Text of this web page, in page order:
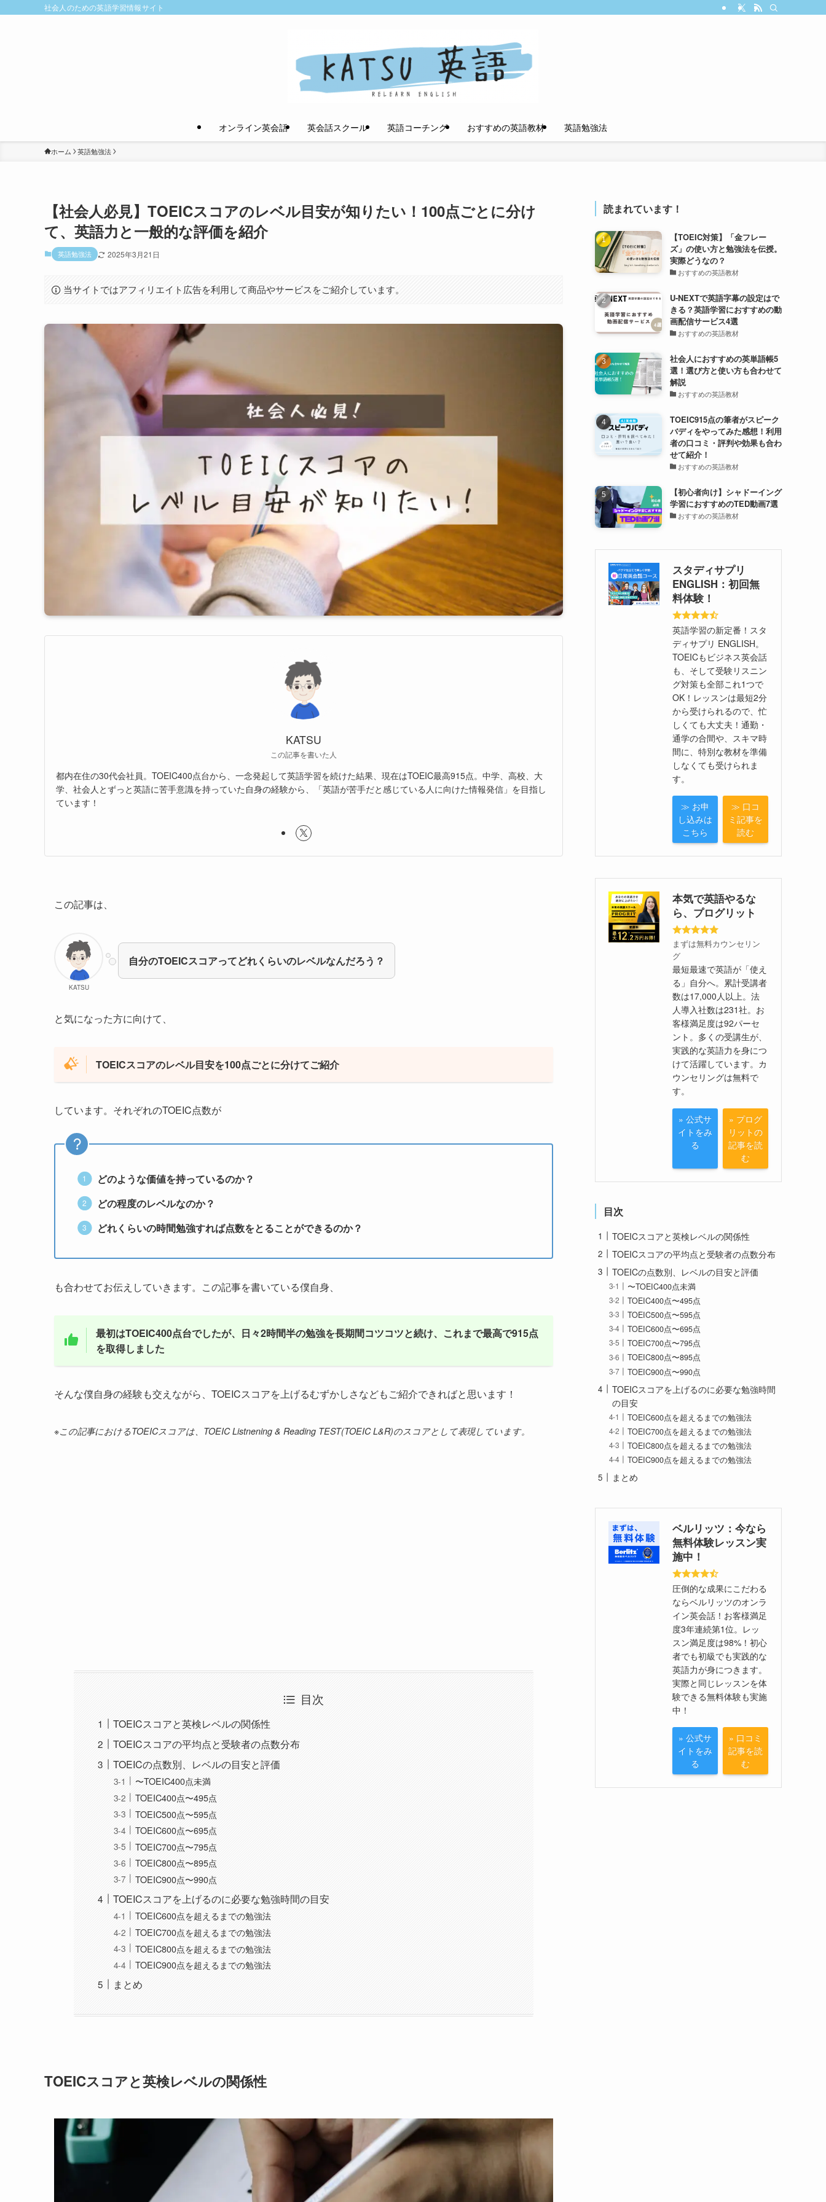
社会人のための英語学習情報サイト
オンライン英会話 英会話スクール 英語コーチング おすすめの英語教材 英語勉強法
ホーム 英語勉強法
【社会人必見】TOEICスコアのレベル目安が知りたい！100点ごとに分け
て、英語力と一般的な評価を紹介
英語勉強法 2025年3月21日
当サイトではアフィリエイト広告を利用して商品やサービスをご紹介しています。
KATSU
この記事を書いた人
都内在住の30代会社員。TOEIC400点台から、一念発起して英語学習を続けた結果、現在はTOEIC最高915点。中学、高校、大
学、社会人とずっと英語に苦手意識を持っていた自身の経験から、「英語が苦手だと感じている人に向けた情報発信」を目指し
ています！
この記事は、
KATSU
自分のTOEICスコアってどれくらいのレベルなんだろう？
と気になった方に向けて、
TOEICスコアのレベル目安を100点ごとに分けてご紹介
しています。それぞれのTOEIC点数が
どのような価値を持っているのか？
どの程度のレベルなのか？
どれくらいの時間勉強すれば点数をとることができるのか？
も合わせてお伝えしていきます。この記事を書いている僕自身、
最初はTOEIC400点台でしたが、日々2時間半の勉強を長期間コツコツと続け、これまで最高で915点
を取得しました
そんな僕自身の経験も交えながら、TOEICスコアを上げるむずかしさなどもご紹介できればと思います！
※この記事におけるTOEICスコアは、TOEIC Listnening & Reading TEST(TOEIC L&R)のスコアとして表現しています。
目次
TOEICスコアと英検レベルの関係性
TOEICスコアの平均点と受験者の点数分布
TOEICの点数別、レベルの目安と評価
〜TOEIC400点未満
TOEIC400点〜495点
TOEIC500点〜595点
TOEIC600点〜695点
TOEIC700点〜795点
TOEIC800点〜895点
TOEIC900点〜990点
TOEICスコアを上げるのに必要な勉強時間の目安
TOEIC600点を超えるまでの勉強法
TOEIC700点を超えるまでの勉強法
TOEIC800点を超えるまでの勉強法
TOEIC900点を超えるまでの勉強法
まとめ
TOEICスコアと英検レベルの関係性
読まれています！
【TOEIC対策】「金フレー
ズ」の使い方と勉強法を伝授。
実際どうなの？
おすすめの英語教材
U-NEXTで英語字幕の設定はで
きる？英語学習におすすめの動
画配信サービス4選
おすすめの英語教材
社会人におすすめの英単語帳5
選！選び方と使い方も合わせて
解説
おすすめの英語教材
TOEIC915点の筆者がスピーク
バディをやってみた感想！利用
者の口コミ・評判や効果も合わ
せて紹介！
おすすめの英語教材
【初心者向け】シャドーイング
学習におすすめのTED動画7選
おすすめの英語教材
スタディサプリ
ENGLISH：初回無
料体験！
英語学習の新定番！スタ
ディサプリ ENGLISH。
TOEICもビジネス英会話
も、そして受験リスニン
グ対策も全部これ1つで
OK！レッスンは最短2分
から受けられるので、忙
しくても大丈夫！通勤・
通学の合間や、スキマ時
間に、特別な教材を準備
しなくても受けられま
す。
≫ お申
し込みは
こちら
≫ 口コ
ミ記事を
読む
本気で英語やるな
ら、プログリット
まずは無料カウンセリン
グ
最短最速で英語が「使え
る」自分へ。累計受講者
数は17,000人以上。法
人導入社数は231社。お
客様満足度は92パーセ
ント。多くの受講生が、
実践的な英語力を身につ
けて活躍しています。カ
ウンセリングは無料で
す。
» 公式サ
イトをみ
る
» プログ
リットの
記事を読
む
目次
TOEICスコアと英検レベルの関係性
TOEICスコアの平均点と受験者の点数分布
TOEICの点数別、レベルの目安と評価
〜TOEIC400点未満
TOEIC400点〜495点
TOEIC500点〜595点
TOEIC600点〜695点
TOEIC700点〜795点
TOEIC800点〜895点
TOEIC900点〜990点
TOEICスコアを上げるのに必要な勉強時間
の目安
TOEIC600点を超えるまでの勉強法
TOEIC700点を超えるまでの勉強法
TOEIC800点を超えるまでの勉強法
TOEIC900点を超えるまでの勉強法
まとめ
ベルリッツ：今なら
無料体験レッスン実
施中！
圧倒的な成果にこだわる
ならベルリッツのオンラ
イン英会話！お客様満足
度3年連続第1位。レッ
スン満足度は98%！初心
者でも初級でも実践的な
英語力が身につきます。
実際と同じレッスンを体
験できる無料体験も実施
中！
» 公式サ
イトをみ
る
» 口コミ
記事を読
む